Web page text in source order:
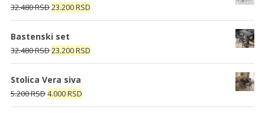
32.480RSDOriginalna
cena
je
bila:
32.480 RSD.
23.200RSDTrenutna
cena
23.200 RSD.
Bastenski set
32.480RSDOriginalna
cena
je
bila:
32.480 RSD.
23.200RSDTrenutna
cena
Stolica Vera siva
5.200RSDOriginalna
cena
4.000RSDTrenutna
cena